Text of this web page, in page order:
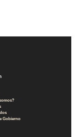
Gobierno